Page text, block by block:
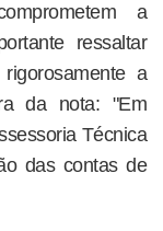
a
ressaltar
a
da nota: "Em
Técnica
das contas de